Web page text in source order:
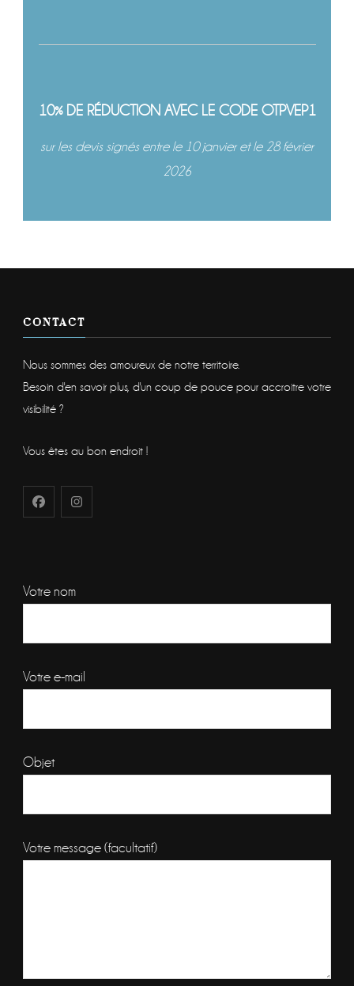
10% DE RÉDUCTION AVEC LE CODE OTPVEP1
sur les devis signés entre le 10 janvier et le 28 février
2026
CONTACT
Nous sommes des amoureux de notre territoire.
Besoin d'en savoir plus, d'un coup de pouce pour accroitre votre
visibilité ?
Vous êtes au bon endroit !
Votre nom
Votre e-mail
Objet
Votre message (facultatif)